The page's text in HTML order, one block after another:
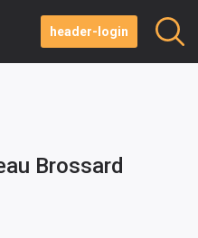
header-login
Brossard